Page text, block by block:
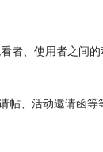
、使用者之间
、活动邀请函